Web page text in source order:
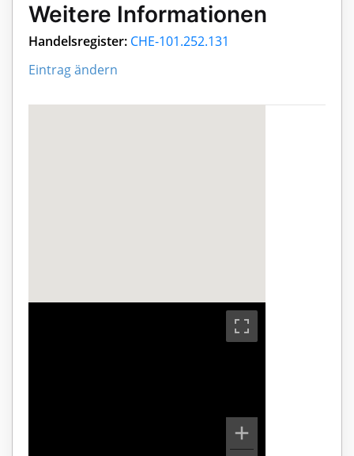
Weitere Informationen
Handelsregister: CHE-101.252.131
Eintrag ändern